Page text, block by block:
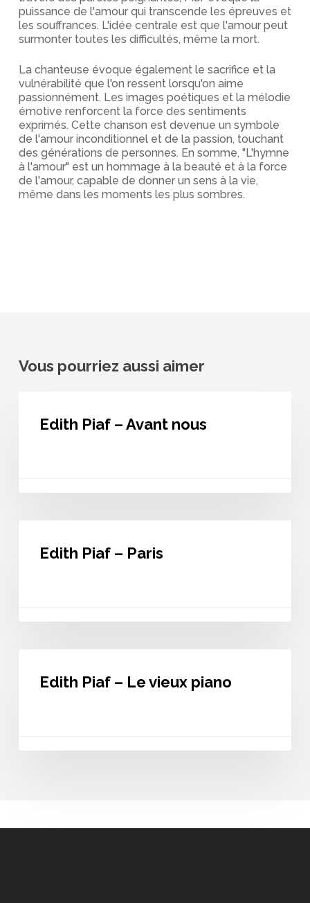
puissance de l'amour qui transcende les épreuves et
les souffrances. L'idée centrale est que l'amour peut
surmonter toutes les difficultés, même la mort.
La chanteuse évoque également le sacrifice et la
vulnérabilité que l'on ressent lorsqu'on aime
passionnément. Les images poétiques et la mélodie
émotive renforcent la force des sentiments
exprimés. Cette chanson est devenue un symbole
de l'amour inconditionnel et de la passion, touchant
des générations de personnes. En somme, "L'hymne
à l'amour" est un hommage à la beauté et à la force
de l'amour, capable de donner un sens à la vie,
même dans les moments les plus sombres.
Vous pourriez aussi aimer
Edith Piaf – Avant nous
Edith Piaf – Paris
Edith Piaf – Le vieux piano